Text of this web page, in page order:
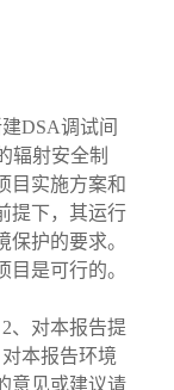
DSA调试间
辐射安全制
目实施方案和
提下，其运行
护的要求。
目是可行的。
2、对本报告提
本报告环境
意见或建议请